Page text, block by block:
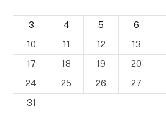
3
4 5 6
10
11 12 13
17
18 19 20
24
25 26 27
31